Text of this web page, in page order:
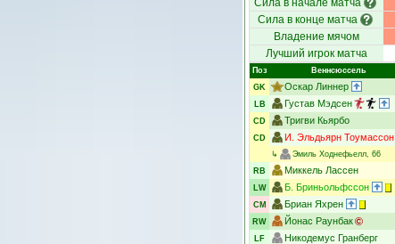
Сила в начале матча
Сила в конце матча
Владение мячом
Лучший игрок матча
Поз
Веннсюссель
GK
Оскар Линнер
LB
Густав Мэдсен
CD
Тригви Кьярбо
CD
И. Эльдьярн Тоумассон
↳
Эмиль Ходнефьелл, 66
RB
Миккель Лассен
LW
Б. Бриньольфссон
CM
Бриан Яхрен
RW
Йонас Раунбак
LF
Никодемус Гранберг